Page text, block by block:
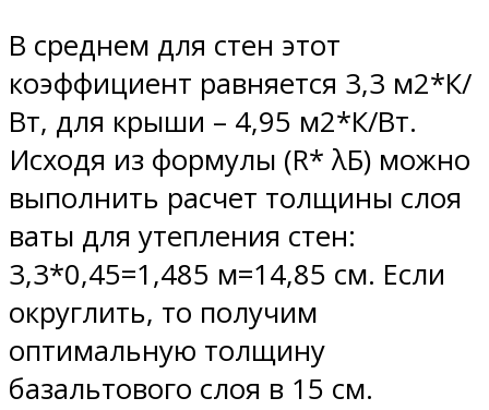
В среднем для стен этот
коэффициент равняется 3,3 м2*К/
Вт, для крыши – 4,95 м2*К/Вт.
Исходя из формулы (R* λБ) можно
выполнить расчет толщины слоя
ваты для утепления стен:
3,3*0,45=1,485 м=14,85 см. Если
округлить, то получим
оптимальную толщину
базальтового слоя в 15 см.